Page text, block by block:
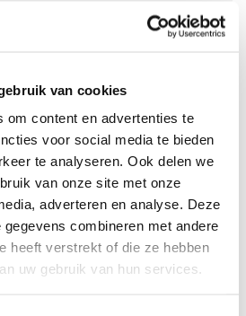
van cookies
om content en advertenties te
voor social media te bieden
te analyseren. Ook delen we
van onze site met onze
adverteren en analyse. Deze
combineren met andere
heeft verstrekt of die ze hebben
uw gebruik van hun services.
mogelijk in winkelwagen
alsZakelijk
en Montageservice